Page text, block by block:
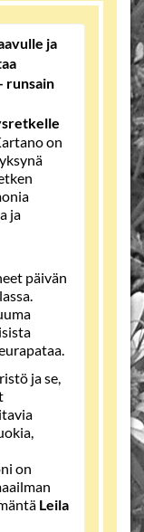
ja
runsain
on
ja
päivän
ja se,
on
Leila